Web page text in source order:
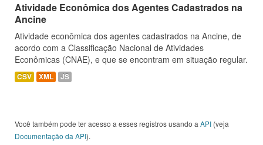
Atividade Econômica dos Agentes Cadastrados na
Ancine
Atividade econômica dos agentes cadastrados na Ancine, de
acordo com a Classificação Nacional de Atividades
Econômicas (CNAE), e que se encontram em situação regular.
CSV XML JS
Você também pode ter acesso a esses registros usando a API (veja
Documentação da API).